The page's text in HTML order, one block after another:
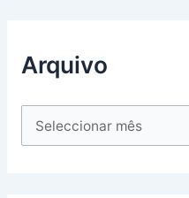
Arquivo